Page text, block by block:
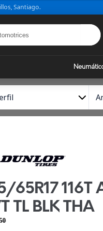
Santiago.
o
65R17 116T
TL BLK THA